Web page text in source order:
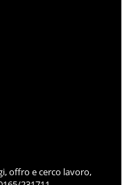
offro e cerco lavoro,